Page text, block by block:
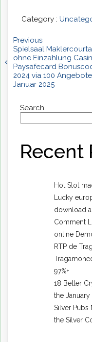
Category :
Previous
Spielsaal
ohne Einzahlung
Paysafecard
2024 via 100 Angebote
Januar 2025
Search
Recent
Hot Slot
Lucky
download
Comment
online
RTP de
97%+
18 Better
the January
Silver Pubs
the Silver